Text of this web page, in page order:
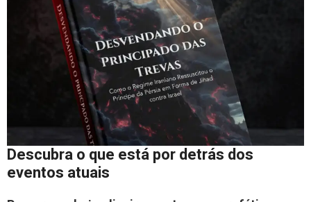
Descubra o que está por detrás dos
eventos atuais